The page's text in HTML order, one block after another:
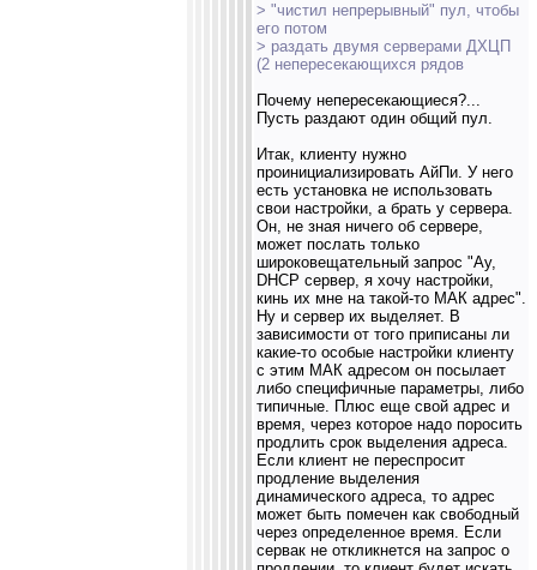
> "чистил непрерывный" пул, чтобы
его потом
> раздать двумя серверами ДХЦП
(2 непересекающихся рядов
Почему непересекающиеся?...
Пусть раздают один общий пул.
Итак, клиенту нужно
проинициализировать АйПи. У него
есть установка не использовать
свои настройки, а брать у сервера.
Он, не зная ничего об сервере,
может послать только
широковещательный запрос "Ау,
DHCP сервер, я хочу настройки,
кинь их мне на такой-то МАК адрес".
Ну и сервер их выделяет. В
зависимости от того приписаны ли
какие-то особые настройки клиенту
с этим МАК адресом он посылает
либо специфичные параметры, либо
типичные. Плюс еще свой адрес и
время, через которое надо поросить
продлить срок выделения адреса.
Если клиент не переспросит
продление выделения
динамического адреса, то адрес
может быть помечен как свободный
через определенное время. Если
сервак не откликнется на запрос о